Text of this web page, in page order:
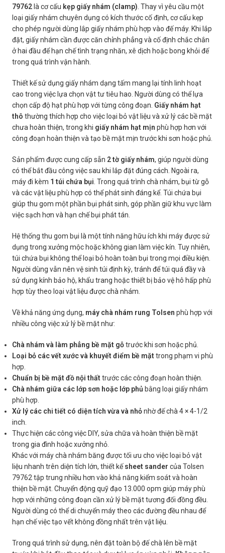
79762 là cơ cấu kẹp giấy nhám (clamp) . Thay vì yêu cầu một
loại giấy nhám chuyên dụng có kích thước cố định, cơ cấu kẹp
cho phép người dùng lắp giấy nhám phù hợp vào đế máy. Khi lắp
đặt, giấy nhám cần được căn chỉnh phẳng và cố định chắc chắn
ở hai đầu để hạn chế tình trạng nhăn, xê dịch hoặc bong khỏi đế
trong quá trình vận hành.
Thiết kế sử dụng giấy nhám dạng tấm mang lại tính linh hoạt
cao trong việc lựa chọn vật tư tiêu hao. Người dùng có thể lựa
chọn cấp độ hạt phù hợp với từng công đoạn. Giấy nhám hạt
thô thường thích hợp cho việc loại bỏ vật liệu và xử lý các bề mặt
chưa hoàn thiện, trong khi giấy nhám hạt mịn phù hợp hơn với
công đoạn hoàn thiện và tạo bề mặt mịn trước khi sơn hoặc phủ.
Sản phẩm được cung cấp sẵn 2 tờ giấy nhám, giúp người dùng
có thể bắt đầu công việc sau khi lắp đặt đúng cách. Ngoài ra,
máy đi kèm 1 túi chứa bụi . Trong quá trình chà nhám, bụi từ gỗ
và các vật liệu phù hợp có thể phát sinh đáng kể. Túi chứa bụi
giúp thu gom một phần bụi phát sinh, góp phần giữ khu vực làm
việc sạch hơn và hạn chế bụi phát tán.
Hệ thống thu gom bụi là một tính năng hữu ích khi máy được sử
dụng trong xưởng mộc hoặc không gian làm việc kín. Tuy nhiên,
túi chứa bụi không thể loại bỏ hoàn toàn bụi trong mọi điều kiện.
Người dùng vẫn nên vệ sinh túi định kỳ, tránh để túi quá đầy và
sử dụng kính bảo hộ, khẩu trang hoặc thiết bị bảo vệ hô hấp phù
hợp tùy theo loại vật liệu được chà nhám.
Về khả năng ứng dụng, máy chà nhám rung Tolsen phù hợp với
nhiều công việc xử lý bề mặt như:
Chà nhám và làm phẳng bề mặt gỗtrước khi sơn hoặc phủ.
Loại bỏ các vết xước và khuyết điểm bề mặt trong phạm vi phù
hợp.
Chuẩn bị bề mặt đồ nội thất trước các công đoạn hoàn thiện.
Chà nhám giữa các lớp sơn hoặc lớp phủ bằng loại giấy nhám
phù hợp.
Xử lý các chi tiết có diện tích vừa và nhỏnhờ đế chà 4 × 4-1/2
inch.
Thực hiện các công việc DIY, sửa chữa và hoàn thiện bề mặt
trong gia đình hoặc xưởng nhỏ.
Khác với máy chà nhám băng được tối ưu cho việc loại bỏ vật
liệu nhanh trên diện tích lớn, thiết kếsheet sander của Tolsen
79762 tập trung nhiều hơn vào khả năng kiểm soát và hoàn
thiện bề mặt. Chuyển động quỹ đạo 13.000 opm giúp máy phù
hợp với những công đoạn cần xử lý bề mặt tương đối đồng đều.
Người dùng có thể di chuyển máy theo các đường đều nhau để
hạn chế việc tạo vết không đồng nhất trên vật liệu.
Trong quá trình sử dụng, nên đặt toàn bộ đế chà lên bề mặt